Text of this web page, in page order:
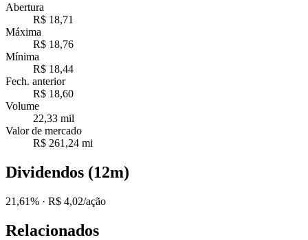
Abertura
R$ 18,71
Máxima
R$ 18,76
Mínima
R$ 18,44
Fech. anterior
R$ 18,60
Volume
22,33 mil
Valor de mercado
R$ 261,24 mi
Dividendos (12m)
21,61% · R$ 4,02/ação
Relacionados